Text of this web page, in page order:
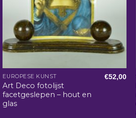
EUROPESE KUNST
Art Deco fotolijst
facetgeslepen – hout en
glas
€52,00